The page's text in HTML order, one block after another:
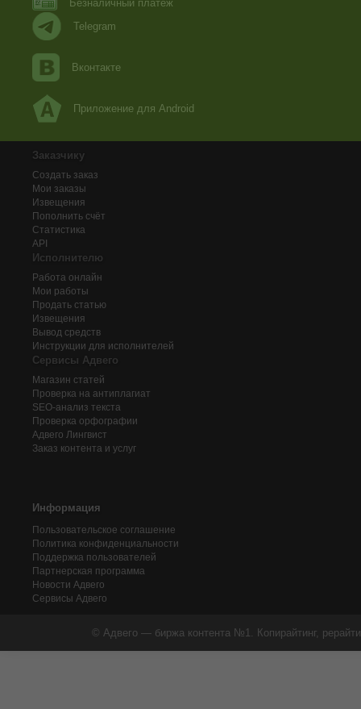
Безналичный платеж
Telegram
Вконтакте
Приложение для Android
Заказчику
Создать заказ
Мои заказы
Извещения
Пополнить счёт
Статистика
API
Исполнителю
Работа онлайн
Мои работы
Продать статью
Извещения
Вывод средств
Инструкции для исполнителей
Сервисы Адвего
Магазин статей
Проверка на антиплагиат
SEO-анализ текста
Проверка орфографии
Адвего Лингвист
Заказ контента и услуг
Информация
Пользовательское соглашение
Политика конфиденциальности
Поддержка пользователей
Партнерская программа
Новости Адвего
Сервисы Адвего
© Адвего — биржа контента №1. Копирайтинг,